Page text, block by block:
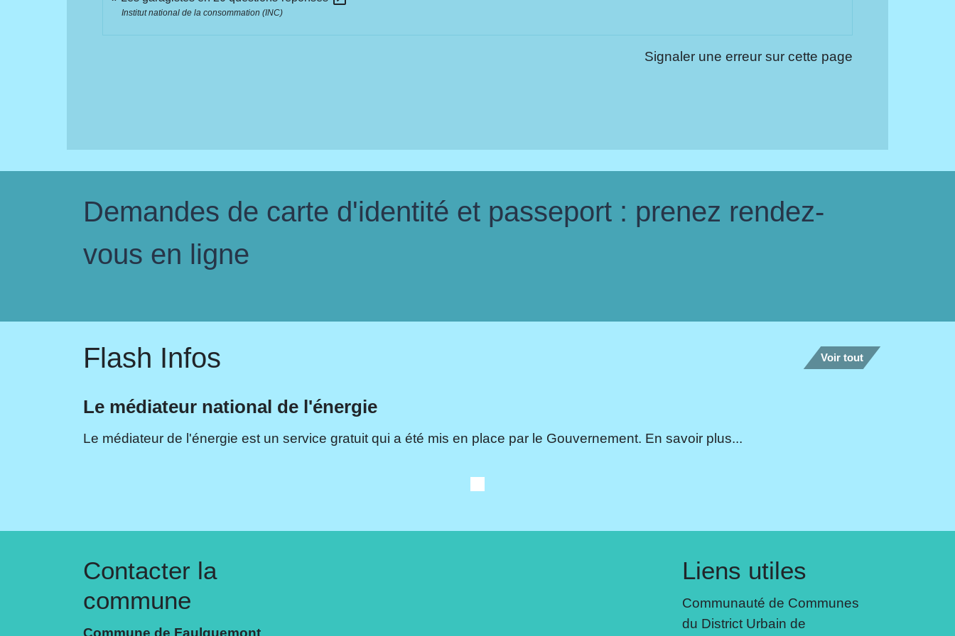
Institut national de la consommation (INC)
Signaler une erreur sur cette page
Demandes de carte d'identité et passeport : prenez rendez-
vous en ligne
Flash Infos Voir tout
Le médiateur national de l'énergie
Le médiateur de l'énergie est un service gratuit qui a été mis en place par le Gouvernement. En savoir plus...
Contacter la
commune
Commune de Faulquemont
Liens utiles
Communauté de Communes
du District Urbain de